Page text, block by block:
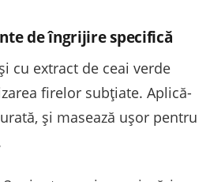
de îngrijire specifică
cu extract de ceai verde
firelor subțiate. Aplică-
și masează ușor pentru